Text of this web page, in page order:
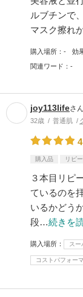
ルブチンで
マスク擦れ
購入場所 - 効
関連ワード -
joy113lifeさん
32歳 普通肌
4
購入品 リピ
３本目リピ
ているのを
いるかどう
段…続きを
購入場所 ス
コストパフォー